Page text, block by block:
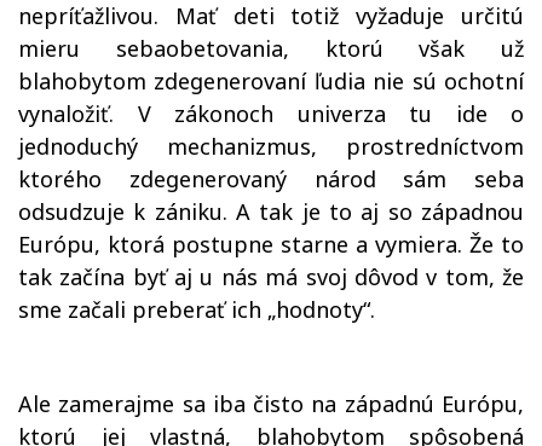
nepríťažlivou. Mať deti totiž vyžaduje určitú
mieru sebaobetovania, ktorú však už
blahobytom zdegenerovaní ľudia nie sú ochotní
vynaložiť. V zákonoch univerza tu ide o
jednoduchý mechanizmus, prostredníctvom
ktorého zdegenerovaný národ sám seba
odsudzuje k zániku. A tak je to aj so západnou
Európu, ktorá postupne starne a vymiera. Že to
tak začína byť aj u nás má svoj dôvod v tom, že
sme začali preberať ich „hodnoty“.
Ale zamerajme sa iba čisto na západnú Európu,
ktorú jej vlastná, blahobytom spôsobená